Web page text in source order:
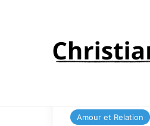
Amour et Relation